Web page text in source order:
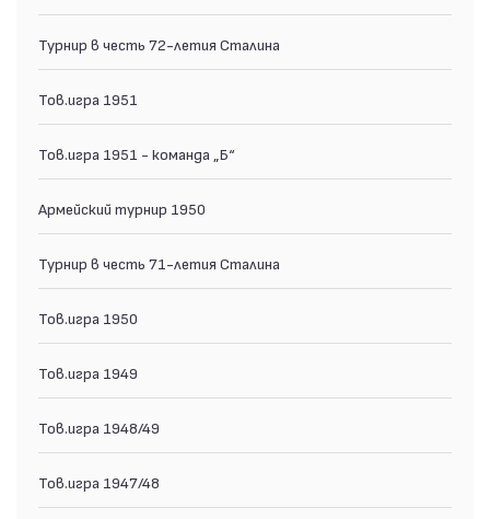
Турнир в честь 72-летия Сталина
Тов.игра 1951
Тов.игра 1951 - команда „Б“
Армейский турнир 1950
Турнир в честь 71-летия Сталина
Тов.игра 1950
Тов.игра 1949
Тов.игра 1948/49
Тов.игра 1947/48